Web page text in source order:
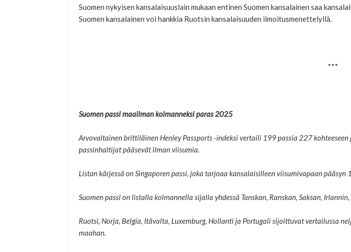
Suomen nykyisen kansalaisuuslain mukaan entinen Suomen kansalainen saa
Suomen kansalainen voi hankkia Ruotsin kansalaisuuden ilmoitusmenettelyllä.
***
Suomen passi maailman kolmanneksi paras 2025
Arvovaltainen brittiläinen Henley Passports -indeksi vertaili 199 passia 227
passinhaltijat pääsevät ilman viisumia.
Listan kärjessä on Singaporen passi, joka tarjoaa kansalaisilleen viisumivapaan
Suomen passi on listalla kolmannella sijalla yhdessä Tanskan, Ranskan, Saksan,
Ruotsi, Norja, Belgia, Itävalta, Luxemburg, Hollanti ja Portugali sijoittuvat vertailussa
maahan.